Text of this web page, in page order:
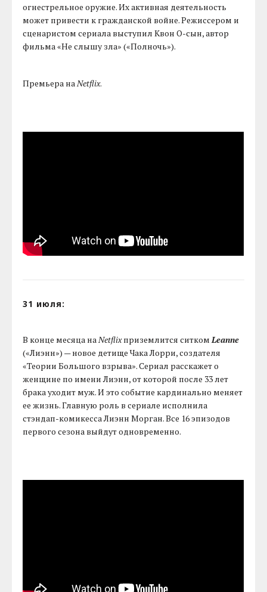
огнестрельное оружие. Их активная деятельность
может привести к гражданской войне. Режиссером и
сценаристом сериала выступил Квон О-сын, автор
фильма «Не слышу зла» («Полночь»).
Премьера на Netflix.
31 июля:
В конце месяца наNetflixприземлится ситкомLeanne
(«Лиэнн») — новое детище Чака Лорри, создателя
«Теории Большого взрыва». Сериал расскажет о
женщине по имени Лиэнн, от которой после 33 лет
брака уходит муж. И это событие кардинально меняет
ее жизнь. Главную роль в сериале исполнила
стэндап-комикесса Лиэнн Морган. Все 16 эпизодов
первого сезона выйдут одновременно.